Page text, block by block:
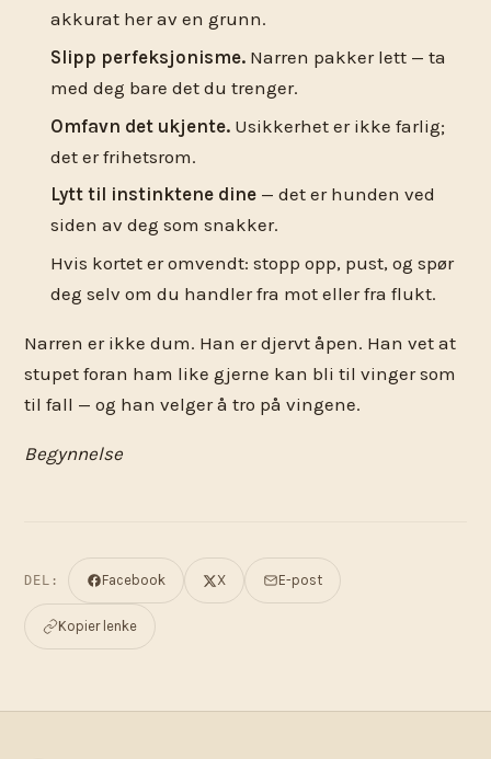
akkurat her av en grunn.
Slipp perfeksjonisme.Narren pakker lett — ta
med deg bare det du trenger.
Omfavn det ukjente.Usikkerhet er ikke farlig;
det er frihetsrom.
Lytt til instinktene dine— det er hunden ved
siden av deg som snakker.
Hvis kortet er omvendt: stopp opp, pust, og spør
deg selv om du handler fra mot eller fra flukt.
Narren er ikke dum. Han er djervt åpen. Han vet at
stupet foran ham like gjerne kan bli til vinger som
til fall — og han velger å tro på vingene.
Begynnelse
DEL: Facebook X E-post
Kopier lenke